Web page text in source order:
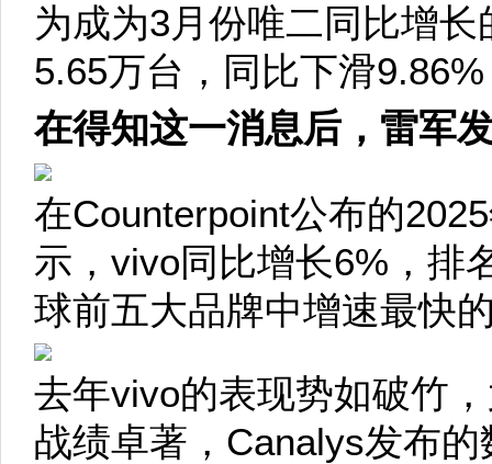
为成为3月份唯二同比增
5.65万台，同比下滑
在得知这一消息后，雷军
在Counterpoint公布的
示，vivo同比增长6%，排
球前五大品牌中增速最快
去年vivo的表现势如破竹
战绩卓著，Canalys发布